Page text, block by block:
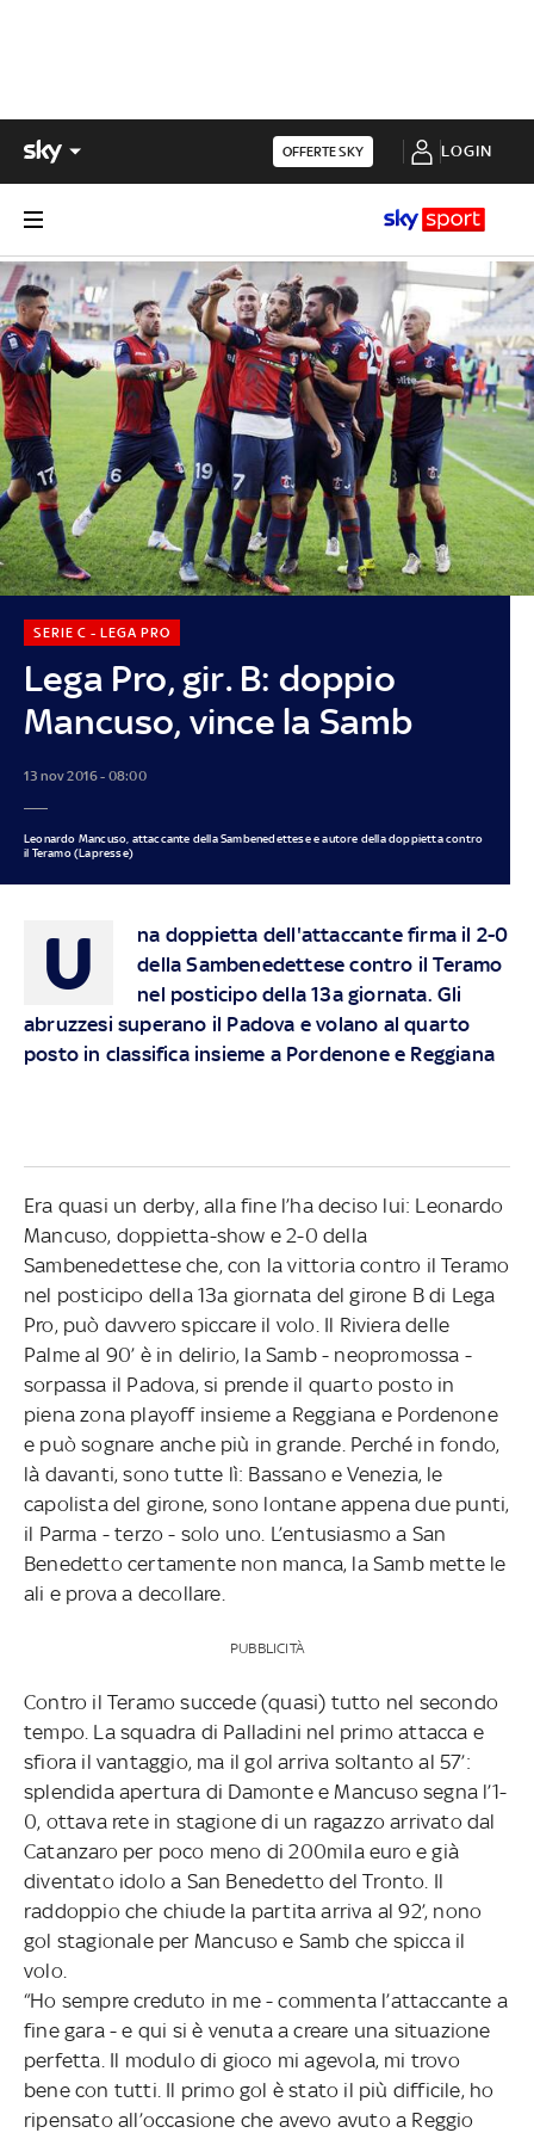
OFFERTE SKY LOGIN
Lega Pro, gir. B: doppio
Mancuso, vince la Samb
SERIE C - LEGA PRO
13 nov 2016 - 08:00
Leonardo Mancuso, attaccante della Sambenedettese e autore della doppietta contro
il Teramo (Lapresse)
U
na doppietta dell'attaccante firma il 2-0
della Sambenedettese contro il Teramo
nel posticipo della 13a giornata. Gli
abruzzesi superano il Padova e volano al quarto
posto in classifica insieme a Pordenone e Reggiana
Era quasi un derby, alla fine l’ha deciso lui: Leonardo
Mancuso, doppietta-show e 2-0 della
Sambenedettese che, con la vittoria contro il Teramo
nel posticipo della 13a giornata del girone B di Lega
Pro, può davvero spiccare il volo. Il Riviera delle
Palme al 90’ è in delirio, la Samb - neopromossa -
sorpassa il Padova, si prende il quarto posto in
piena zona playoff insieme a Reggiana e Pordenone
e può sognare anche più in grande. Perché in fondo,
là davanti, sono tutte lì: Bassano e Venezia, le
capolista del girone, sono lontane appena due punti,
il Parma - terzo - solo uno. L’entusiasmo a San
Benedetto certamente non manca, la Samb mette le
ali e prova a decollare.
PUBBLICITÀ
Contro il Teramo succede (quasi) tutto nel secondo
tempo. La squadra di Palladini nel primo attacca e
sfiora il vantaggio, ma il gol arriva soltanto al 57’:
splendida apertura di Damonte e Mancuso segna l’1-
0, ottava rete in stagione di un ragazzo arrivato dal
Catanzaro per poco meno di 200mila euro e già
diventato idolo a San Benedetto del Tronto. Il
raddoppio che chiude la partita arriva al 92’, nono
gol stagionale per Mancuso e Samb che spicca il
volo.
“Ho sempre creduto in me - commenta l’attaccante a
fine gara - e qui si è venuta a creare una situazione
perfetta. Il modulo di gioco mi agevola, mi trovo
bene con tutti. Il primo gol è stato il più difficile, ho
ripensato all’occasione che avevo avuto a Reggio